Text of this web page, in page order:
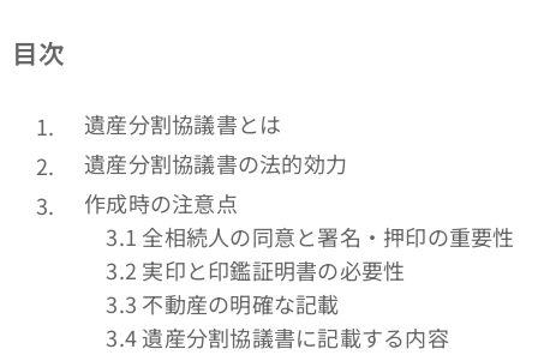
目次
遺産分割協議書とは
遺産分割協議書の法的効力
作成時の注意点
3.1 全相続人の同意と署名・押印の重要性
3.2 実印と印鑑証明書の必要性
3.3 不動産の明確な記載
3.4 遺産分割協議書に記載する内容